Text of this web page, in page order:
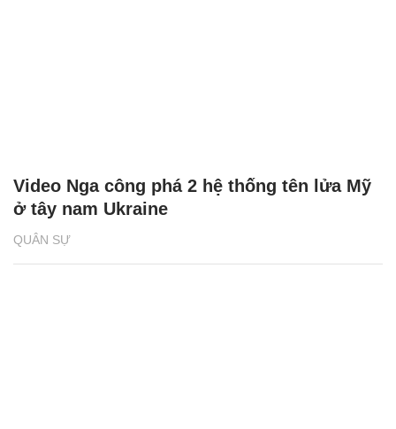
QUÂN SỰ
Video Nga công phá 2 hệ thống tên lửa Mỹ
ở tây nam Ukraine